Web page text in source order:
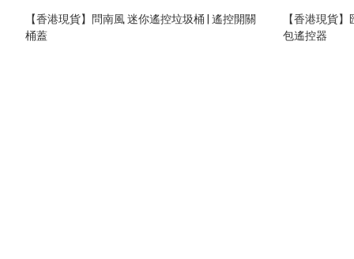
【香港現貨】問南風 迷你遙控垃圾桶 | 遙控開關
桶蓋
【香港現貨】匯納
包遙控器